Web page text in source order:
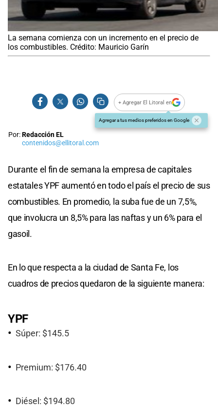
La semana comienza con un incremento en el precio de
los combustibles. Crédito: Mauricio Garín
+ Agregar El Litoral en
Agregar a tus medios preferidos en Google
Por:Redacción EL
contenidos@ellitoral.com
Durante el fin de semana la empresa de capitales
estatales YPF aumentó en todo el país el precio de sus
combustibles. En promedio, la suba fue de un 7,5%,
que involucra un 8,5% para las naftas y un 6% para el
gasoil.
En lo que respecta a la ciudad de Santa Fe, los
cuadros de precios quedaron de la siguiente manera:
YPF
Súper: $145.5
Premium: $176.40
Diésel: $194.80